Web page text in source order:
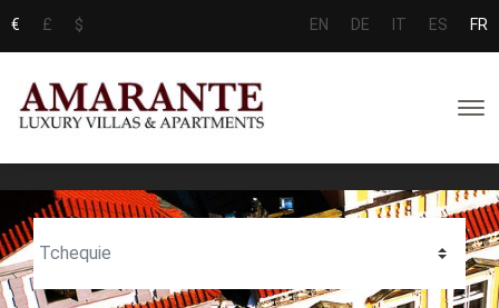
€ £ $ EN DE IT ES FR